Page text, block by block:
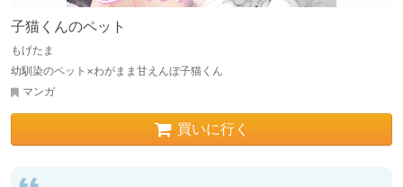
子猫くんのペット
もげたま
幼馴染のペット×わがまま甘えんぼ子猫くん
マンガ
買いに行く